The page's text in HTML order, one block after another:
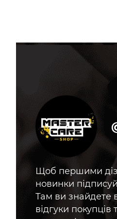
Щоб першими
новинки
Там ви знайдете
відгуки